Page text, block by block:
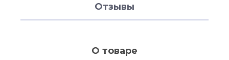
Отзывы
О товаре